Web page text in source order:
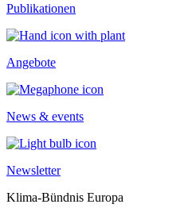
Publikationen
Angebote
News & events
Newsletter
Klima-Bündnis Europa